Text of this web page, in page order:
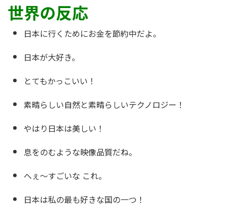
世界の反応
日本に行くためにお金を節約中だよ。
日本が大好き。
とてもかっこいい！
素晴らしい自然と素晴らしいテクノロジー！
やはり日本は美しい！
息をのむような映像品質だね。
へぇ〜すごいな これ。
日本は私の最も好きな国の一つ！